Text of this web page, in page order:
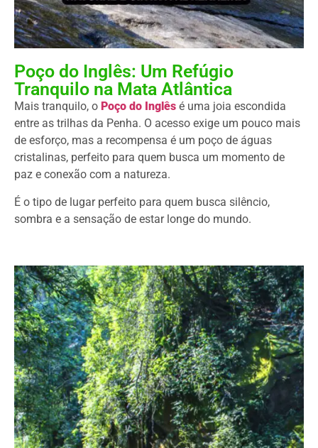
Poço do Inglês: Um Refúgio
Tranquilo na Mata Atlântica
Mais tranquilo, o Poço do Inglês é uma joia escondida
entre as trilhas da Penha. O acesso exige um pouco mais
de esforço, mas a recompensa é um poço de águas
cristalinas, perfeito para quem busca um momento de
paz e conexão com a natureza.
É o tipo de lugar perfeito para quem busca silêncio,
sombra e a sensação de estar longe do mundo.